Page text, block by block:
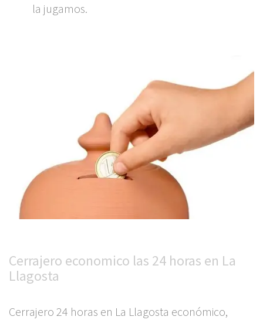
la jugamos.
Cerrajero economico las 24 horas en La
Llagosta
Cerrajero 24 horas en La Llagosta económico,